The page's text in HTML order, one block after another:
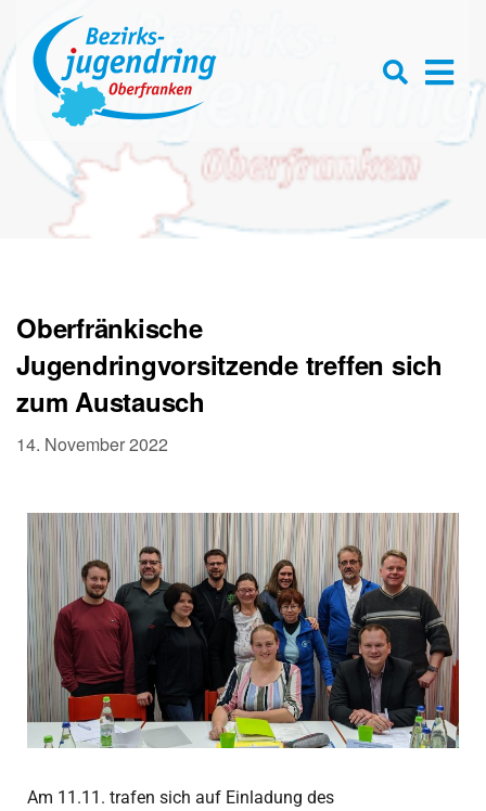
×
Open
box
Oberfränkische
Jugendringvorsitzende treffen sich
zum Austausch
14. November 2022
Am 11.11. trafen sich auf Einladung des